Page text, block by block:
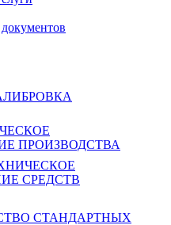
ПРОИЗВОДСТВА
СРЕДСТВ
СТАНДАРТНЫХ